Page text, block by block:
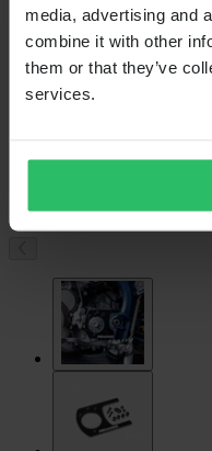
media, advertising and
combine it with other
them or that they’ve
services.